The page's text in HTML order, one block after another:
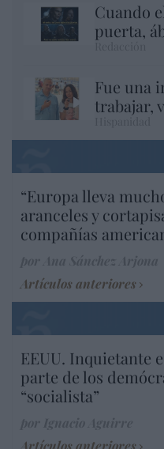
Cuando
puerta,
Fue una
trabajar,
“Europa lleva
aranceles y
compañías
Artículos anteriores
EEUU. Inquietante
parte de los
“socialista”